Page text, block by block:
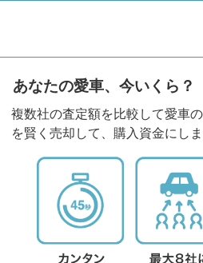
あなたの愛車、今いくら？
複数社の査定額を比較して愛車
を賢く売却して、購入資金にし